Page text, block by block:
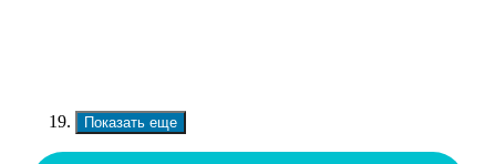
Показать еще